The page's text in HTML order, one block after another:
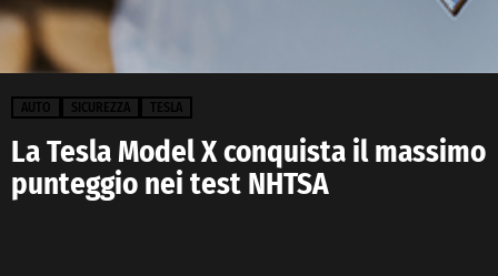
AUTO SICUREZZA TESLA
La Tesla Model X conquista il massimo
punteggio nei test NHTSA